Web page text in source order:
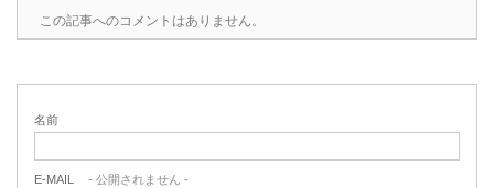
この記事へのコメントはありません。
名前
E-MAIL - 公開されません -